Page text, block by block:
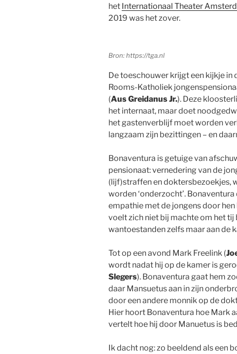
het Internationaal Theater
2019 was het zover.
Bron: https://tga.nl
De toeschouwer krijgt een kijkje in
Rooms-Katholiek
(Aus Greidanus Jr.). Deze
het internaat, maar doet
het gastenverblijf moet worden
langzaam zijn bezittingen – en
Bonaventura is getuige van
pensionaat: vernedering van de
(lijf)straffen en doktersbezoekjes,
worden ‘onderzocht’.
empathie met de jongens door
voelt zich niet bij machte om het
wantoestanden zelfs maar aan de
Tot op een avond Mark Freelink (
wordt nadat hij op de kamer is
Slegers). Bonaventura gaat hem
daar Mansuetus aan in zijn
door een andere monnik op de
Hier hoort Bonaventura hoe Mark
vertelt hoe hij door Manuetus is
Ik dacht nog: zo beeldend als een